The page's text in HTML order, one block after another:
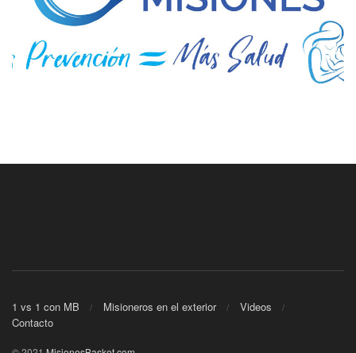
1 vs 1 con MB Misioneros en el exterior
Videos
Contacto